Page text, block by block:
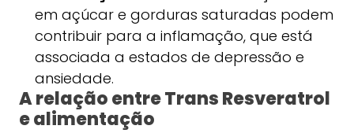
em açúcar e gorduras saturadas podem
contribuir para a inflamação, que está
associada a estados de depressão e
ansiedade.
A relação entre Trans Resveratrol
e alimentação